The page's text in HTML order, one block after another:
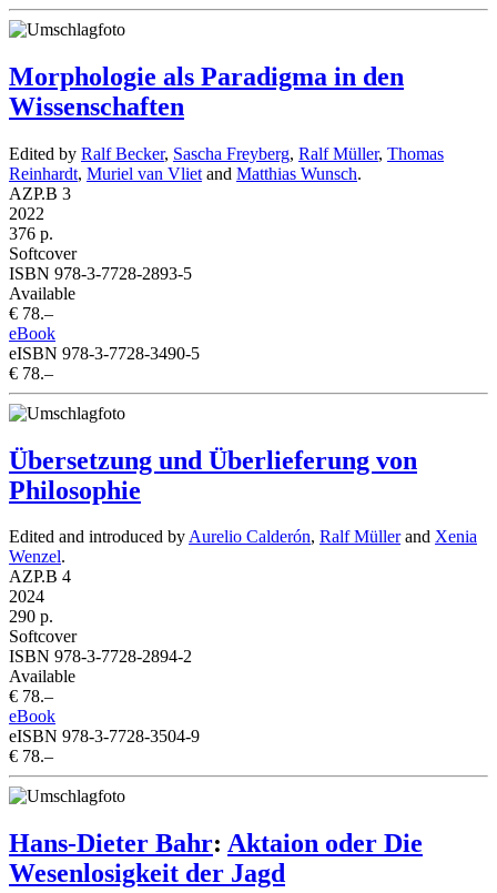
Morphologie als Paradigma in den
Wissenschaften
Edited by Ralf Becker, Sascha Freyberg, Ralf Müller, Thomas
Reinhardt, Muriel van Vliet and Matthias Wunsch.
AZP.B 3
2022
376 p.
Softcover
ISBN 978-3-7728-2893-5
Available
€ 78.–
eBook
eISBN 978-3-7728-3490-5
€ 78.–
Übersetzung und Überlieferung von
Philosophie
Edited and introduced byAurelio Calderón, Ralf Müllerand Xenia
Wenzel.
AZP.B 4
2024
290 p.
Softcover
ISBN 978-3-7728-2894-2
Available
€ 78.–
eBook
eISBN 978-3-7728-3504-9
€ 78.–
Hans-Dieter Bahr: Aktaion oder Die
Wesenlosigkeit der Jagd